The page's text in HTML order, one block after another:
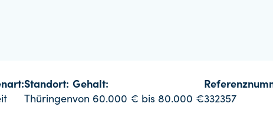
Standort:
Thüringen
Gehalt:
von 60.000 € bis 80.000 €332357